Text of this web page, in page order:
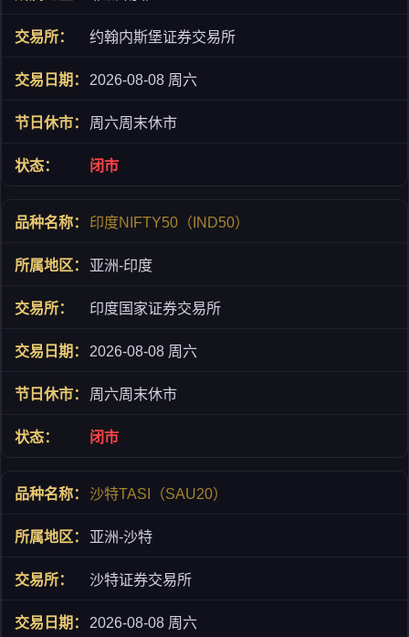
约翰内斯堡证券交易所
2026-08-08 周六
周六周末休市
闭市
印度NIFTY50（IND50）
亚洲-印度
印度国家证券交易所
2026-08-08 周六
周六周末休市
闭市
沙特TASI（SAU20）
亚洲-沙特
沙特证券交易所
2026-08-08 周六